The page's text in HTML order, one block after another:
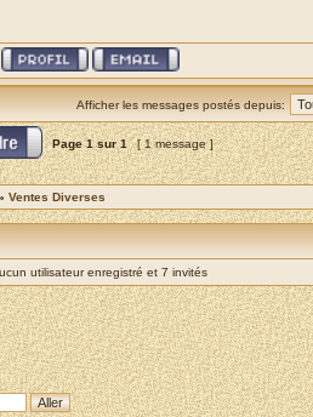
Afficher les messages postés depuis:
Page1sur1 [ 1 message ]
Ventes Diverses
utilisateur enregistré et 7 invités